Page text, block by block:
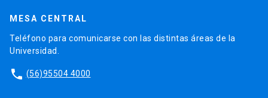
MESA CENTRAL
Teléfono para comunicarse con las distintas áreas de la
Universidad.
phone (56)95504 4000